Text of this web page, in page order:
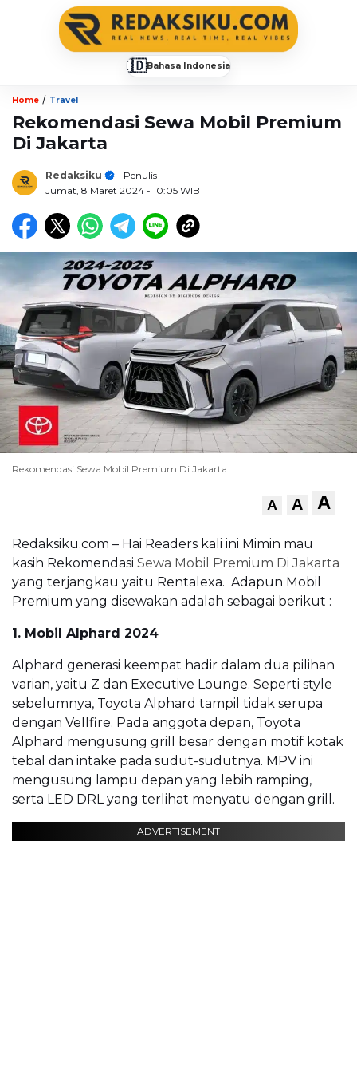
🇮🇩Bahasa Indonesia
Home / Travel
Rekomendasi Sewa Mobil Premium
Di Jakarta
Redaksiku
- Penulis
Jumat, 8 Maret 2024 - 10:05 WIB
Rekomendasi Sewa Mobil Premium Di Jakarta
A A A
Redaksiku.com – Hai Readers kali ini Mimin mau
kasih Rekomendasi Sewa Mobil Premium Di Jakarta
yang terjangkau yaitu Rentalexa. Adapun Mobil
Premium yang disewakan adalah sebagai berikut :
1. Mobil Alphard 2024
Alphard generasi keempat hadir dalam dua pilihan
varian, yaitu Z dan Executive Lounge. Seperti style
sebelumnya, Toyota Alphard tampil tidak serupa
dengan Vellfire. Pada anggota depan, Toyota
Alphard mengusung grill besar dengan motif kotak
tebal dan intake pada sudut-sudutnya. MPV ini
mengusung lampu depan yang lebih ramping,
serta LED DRL yang terlihat menyatu dengan grill.
ADVERTISEMENT